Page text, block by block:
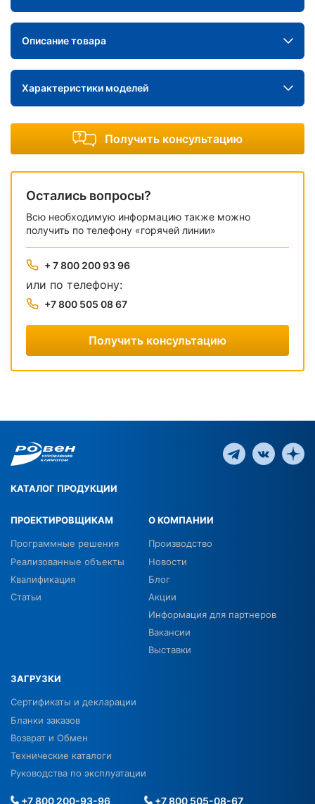
Описание товара
Характеристики моделей
Получить консультацию
Остались вопросы?
Всю необходимую информацию также можно
получить по телефону «горячей линии»
+ 7 800 200 93 96
или по телефону:
+7 800 505 08 67
Получить консультацию
КАТАЛОГ ПРОДУКЦИИ
ПРОЕКТИРОВЩИКАМ
Программные решения
Реализованные объекты
Квалификация
Статьи
О КОМПАНИИ
Производство
Новости
Блог
Акции
Информация для партнеров
Вакансии
Выставки
ЗАГРУЗКИ
Сертификаты и декларации
Бланки заказов
Возврат и Обмен
Технические каталоги
Руководства по эксплуатации
+7 800 200-93-96 +7 800 505-08-67